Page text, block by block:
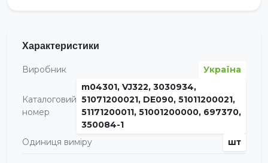
Характеристики
Виробник Україна
Каталоговий
номер
m04301, VJ322, 3030934,
51071200021, DE090, 51011200021,
51171200011, 51001200000, 697370,
350084-1
Одиниця виміру
шт